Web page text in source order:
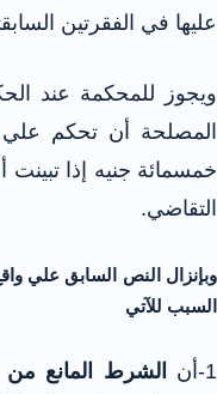
عليها في الفقرتين
ويجوز للمحكمة عند
المصلحة أن تحكم علي
خمسمائة جنيه إذا
التقاضي.
وبإنزال النص السابق علي
السبب للآتي
1-أن الشرط المانع